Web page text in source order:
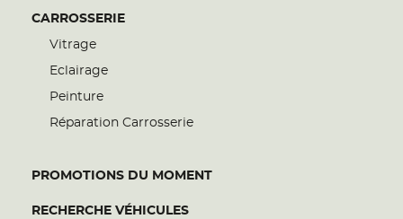
CARROSSERIE
Vitrage
Eclairage
Peinture
Réparation Carrosserie
PROMOTIONS DU MOMENT
RECHERCHE VÉHICULES